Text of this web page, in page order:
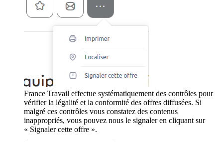
France Travail effectue systématiquement des contrôles pour
vérifier la légalité et la conformité des offres diffusées. Si
malgré ces contrôles vous constatez des contenus
inappropriés, vous pouvez nous le signaler en cliquant sur
« Signaler cette offre ».